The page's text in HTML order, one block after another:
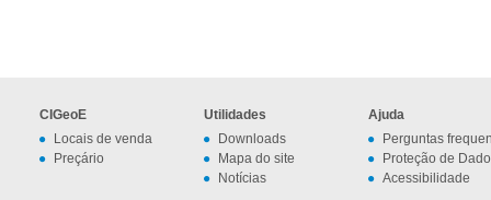
CIGeoE
Locais de venda
Preçário
Utilidades
Downloads
Mapa do site
Notícias
Ajuda
Perguntas
Proteção de
Acessibilidade